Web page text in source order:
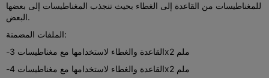
للمغناطيسات من القاعدة إلى الغطاء بحيث تنجذب المغناطيسات إلى بعضها
البعض.
الملفات المضمنة:
-القاعدة والغطاء لاستخدامها مع مغناطيسات 3x2 ملم
-القاعدة والغطاء لاستخدامها مع مغناطيسات 4x2 ملم